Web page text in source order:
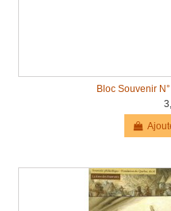
Bloc Souvenir